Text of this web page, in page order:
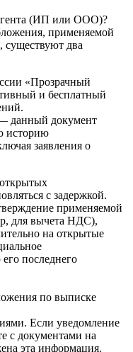
(ИП или ООО)?
применяемой
два
«Прозрачный
и бесплатный
документ
историю
заявления о
с задержкой.
применяемой
для вычета НДС),
на открытые
последнего
по выписке
Если уведомление
с документами на
эта информация.